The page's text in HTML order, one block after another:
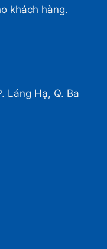
khách hàng.
Láng Hạ, Q. Ba